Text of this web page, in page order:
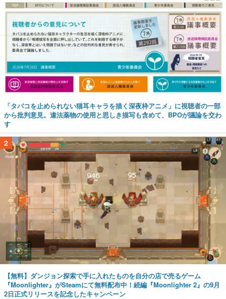
「タバコを止められない猫耳キャラを描く深夜枠アニメ」に視聴者の一部
から批判意見。違法薬物の使用と思しき描写も含めて、BPOが議論を交わ
す
2
【無料】ダンジョン探索で手に入れたものを自分の店で売るゲーム
『Moonlighter』がSteamにて無料配布中！続編『Moonlighter 2』の9月
2日正式リリースを記念したキャンペーン